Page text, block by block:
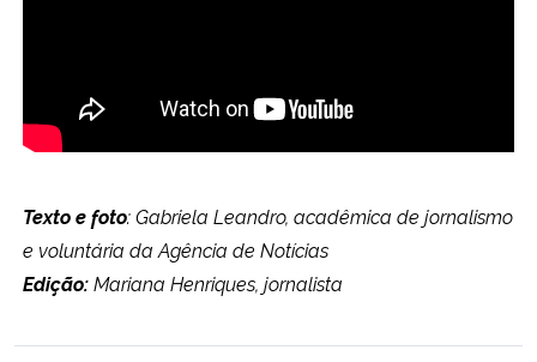
Texto e foto: Gabriela Leandro, acadêmica de jornalismo
e voluntária da Agência de Notícias
Edição:Mariana Henriques, jornalista